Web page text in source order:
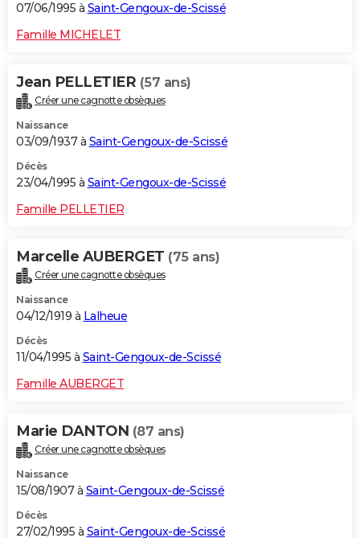
07/06/1995 à Saint-Gengoux-de-Scissé
Famille MICHELET
Jean PELLETIER (57 ans)
Créer une cagnotte obsèques
Naissance
03/09/1937 à Saint-Gengoux-de-Scissé
Décès
23/04/1995 à Saint-Gengoux-de-Scissé
Famille PELLETIER
Marcelle AUBERGET (75 ans)
Créer une cagnotte obsèques
Naissance
04/12/1919 à Lalheue
Décès
11/04/1995 à Saint-Gengoux-de-Scissé
Famille AUBERGET
Marie DANTON (87 ans)
Créer une cagnotte obsèques
Naissance
15/08/1907 à Saint-Gengoux-de-Scissé
Décès
27/02/1995 à Saint-Gengoux-de-Scissé